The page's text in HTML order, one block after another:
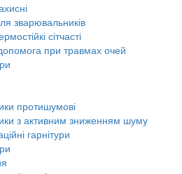
зварювальників
сітчасті
при травмах очей
протишумові
з активним зниженням шуму
гарнітури